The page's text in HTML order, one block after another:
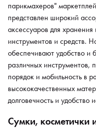
парикмахеров"
представлен широкий
аксессуаров для
инструментов и средств.
обеспечивают удобство и
различных инструментов,
порядок и мобильность в
высококачественных
долговечность и удобство
Сумки, косметички